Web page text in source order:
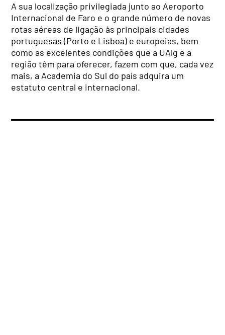
A sua localização privilegiada junto ao Aeroporto
Internacional de Faro e o grande número de novas
rotas aéreas de ligação às principais cidades
portuguesas (Porto e Lisboa) e europeias, bem
como as excelentes condições que a UAlg e a
região têm para oferecer, fazem com que, cada vez
mais, a Academia do Sul do país adquira um
estatuto central e internacional.